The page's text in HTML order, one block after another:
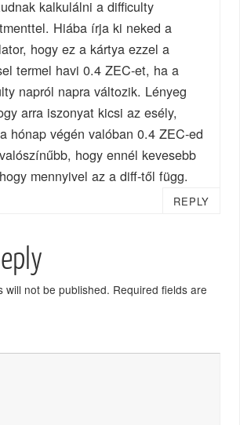
kalkulálni a difficulty
Hiába írja ki neked a
hogy ez a kártya ezzel a
termel havi 0.4 ZEC-et, ha a
napról napra változik. Lényeg
arra iszonyat kicsi az esély,
hónap végén valóban 0.4 ZEC-ed
hogy ennél kevesebb
mennyivel az a diff-től függ.
REPLY
will not be published. Required fields are